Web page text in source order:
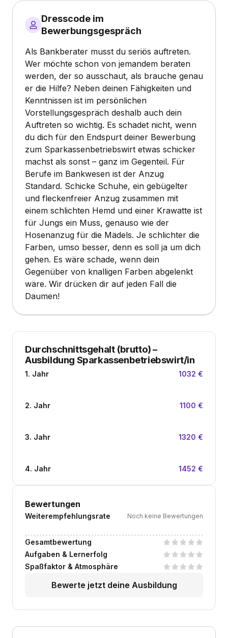
Dresscode im
Bewerbungsgespräch
Als Bankberater musst du seriös auftreten.
Wer möchte schon von jemandem beraten
werden, der so ausschaut, als brauche genau
er die Hilfe? Neben deinen Fähigkeiten und
Kenntnissen ist im persönlichen
Vorstellungsgespräch deshalb auch dein
Auftreten so wichtig. Es schadet nicht, wenn
du dich für den Endspurt deiner Bewerbung
zum Sparkassenbetriebswirt etwas schicker
machst als sonst – ganz im Gegenteil. Für
Berufe im Bankwesen ist der Anzug
Standard. Schicke Schuhe, ein gebügelter
und fleckenfreier Anzug zusammen mit
einem schlichten Hemd und einer Krawatte ist
für Jungs ein Muss, genauso wie der
Hosenanzug für die Mädels. Je schlichter die
Farben, umso besser, denn es soll ja um dich
gehen. Es wäre schade, wenn dein
Gegenüber von knalligen Farben abgelenkt
wäre. Wir drücken dir auf jeden Fall die
Daumen!
Durchschnittsgehalt (brutto)–
Ausbildung Sparkassenbetriebswirt/in
1. Jahr 1032 €
2. Jahr 1100 €
3. Jahr 1320 €
4. Jahr 1452 €
Bewertungen
Weiterempfehlungsrate Noch keine Bewertungen
Gesamtbewertung
Aufgaben & Lernerfolg
Spaßfaktor & Atmosphäre
Bewerte jetzt deine Ausbildung